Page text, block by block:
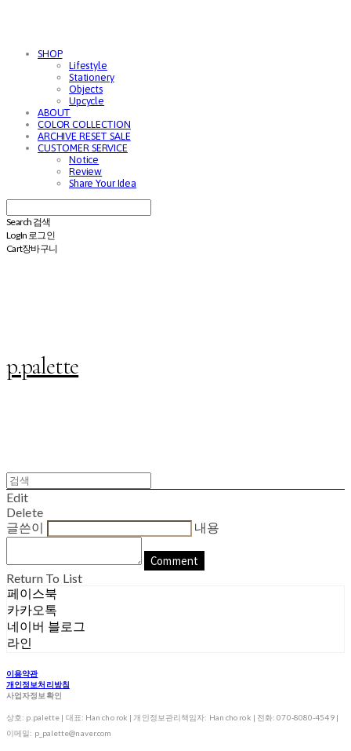
SHOP
Lifestyle
Stationery
Objects
Upcycle
ABOUT
COLOR COLLECTION
ARCHIVE RESET SALE
CUSTOMER SERVICE
Notice
Review
Share Your Idea
Search 검색
Log In 로그인
Cart장바구니
p.palette
Edit
Delete
글쓴이
내용
Comment
Return To List
페이스북
카카오톡
네이버 블로그
라인
이용약관
개인정보처리방침
사업자정보확인
상호: p.palette | 대표: Han cho rok | 개인정보관리책임자: Han cho rok | 전화: 070-8080-4549 |
이메일: p_palette@naver.com